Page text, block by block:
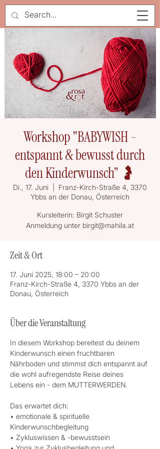
Workshop "BABYWISH -
entspannt & bewusst durch
den Kinderwunsch" 🤰
Di., 17. Juni
Franz-Kirch-Straße 4, 3370
Ybbs an der Donau, Österreich
Kursleiterin: Birgit Schuster
Anmeldung unter birgit@mahila.at
Zeit & Ort
17. Juni 2025, 18:00 – 20:00
Franz-Kirch-Straße 4, 3370 Ybbs an der
Donau, Österreich
Über die Veranstaltung
In diesem Workshop bereitest du deinem
Kinderwunsch einen fruchtbaren
Nährboden und stimmst dich entspannt auf
die wohl aufregendste Reise deines
Lebens ein - dem MUTTERWERDEN.
Das erwartet dich:
• emotionale & spirituelle
Kinderwunschbegleitung
• Zykluswissen & -bewusstsein